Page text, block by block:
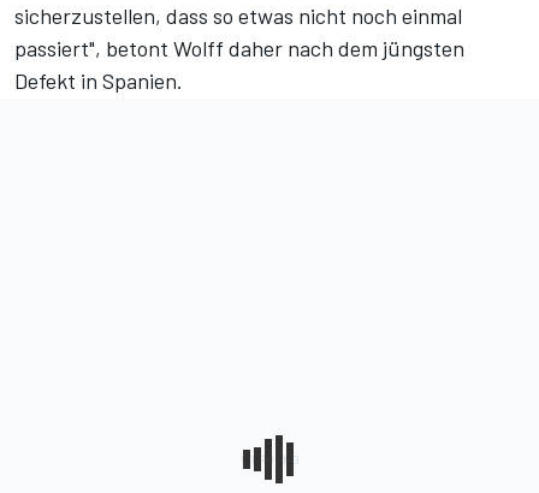
sicherzustellen, dass so etwas nicht noch einmal
passiert", betont Wolff daher nach dem jüngsten
Defekt in Spanien.